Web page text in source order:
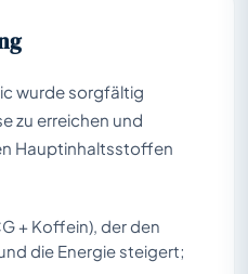
wurde sorgfältig
zu erreichen und
Hauptinhaltsstoffen
+ Koffein), der den
die Energie steigert;